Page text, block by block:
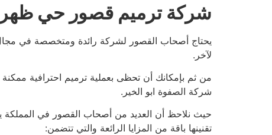
شركة ترميم قصور حي
يحتاج أصحاب القصور لشركة رائدة ومتخصصة في
لآخر.
من ثم بإمكانك أن تحظى بعملية ترميم احترافية
شركة الصفوة ابو الخير.
حيث نلاحظ أن العديد من أصحاب القصور في المملكة
تقنينها باقة من المزايا الرائعة والتي تتضمن: